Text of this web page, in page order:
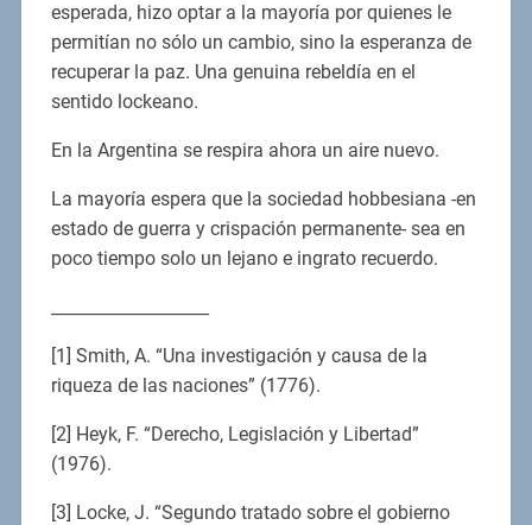
esperada, hizo optar a la mayoría por quienes le
permitían no sólo un cambio, sino la esperanza de
recuperar la paz. Una genuina rebeldía en el
sentido lockeano.
En la Argentina se respira ahora un aire nuevo.
La mayoría espera que la sociedad hobbesiana -en
estado de guerra y crispación permanente- sea en
poco tiempo solo un lejano e ingrato recuerdo.
[1] Smith, A. “Una investigación y causa de la
riqueza de las naciones” (1776).
[2] Heyk, F. “Derecho, Legislación y Libertad”
(1976).
[3] Locke, J. “Segundo tratado sobre el gobierno